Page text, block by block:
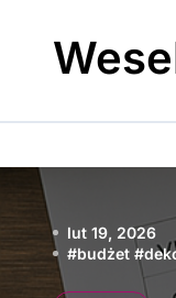
content
lut 19, 2026
#budżet #